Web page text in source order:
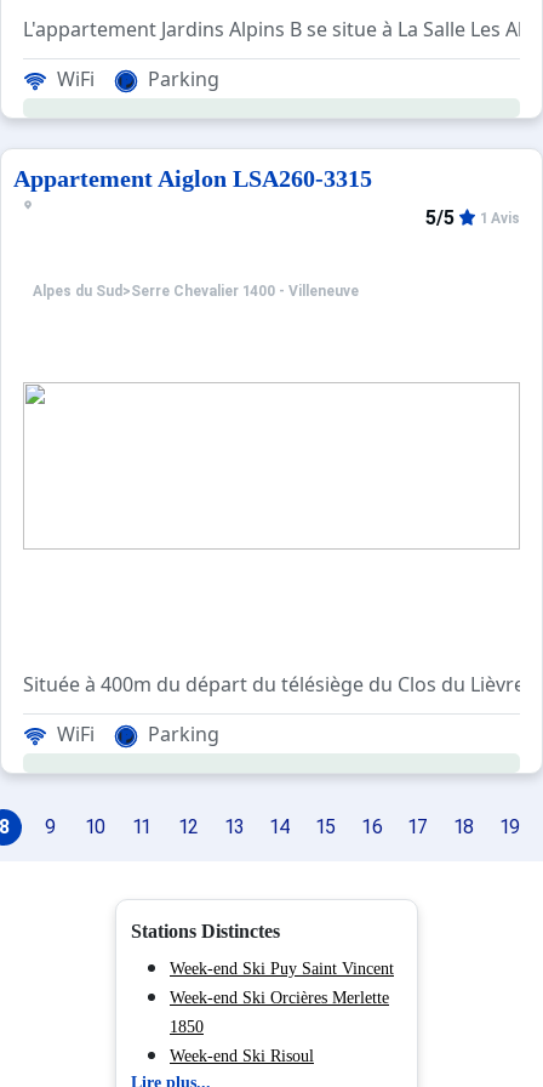
L'appartement Jardins Alpins B se situe à La Salle Les
La résidence des Jardins Alpins est située à 500m du
Ce grand appartement pour 6 personnes comprend
Ménage avec désinfection inclus.
Les avantages de cet appartement à la montagne:
WiFi Parking
Appartement Aiglon LSA260-3315
Alpes du Sud >Serre Chevalier 1400 - Villeneuve
5/5 1 Avis
Dans ce studio de vacances vous retrouverez, un coin
Possibilité de garer votre voiture sur le parking
WiFi Parking
9 10 11 12 13 14 15 16 17 18 19
Stations Distinctes
Week-end Ski Puy Saint Vincent
Week-end Ski Orcières Merlette
1850
Week-end Ski Risoul
Lire plus...